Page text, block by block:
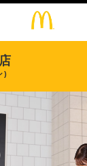
)